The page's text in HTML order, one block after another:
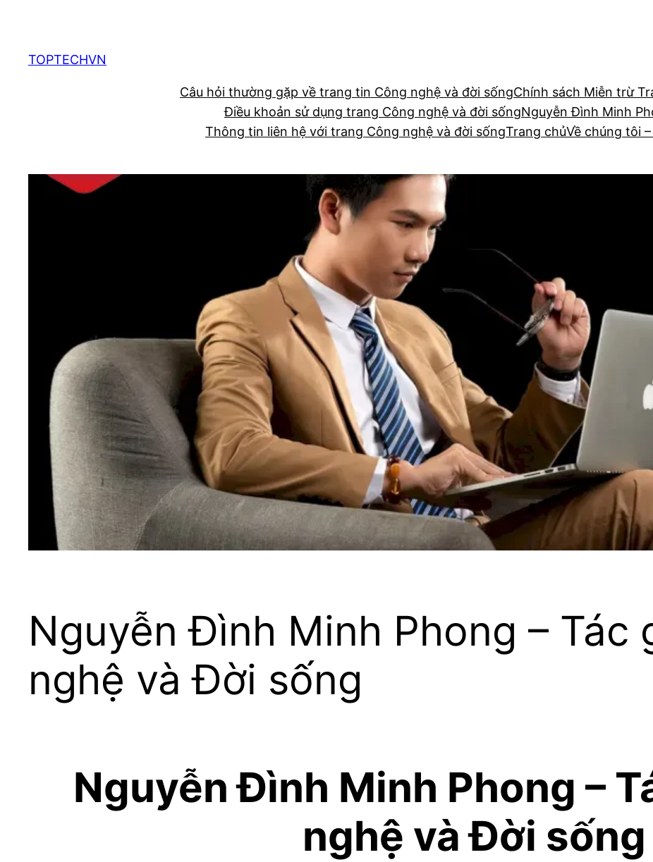
phầnTOPTECHVN
Câu hỏi thường gặp về trang tin Công nghệ và đời sốngChính sách Miễn trừ
Điều khoản sử dụng trang Công nghệ và đời sốngNguyễn Đình Minh
Thông tin liên hệ với trang Công nghệ và đời sốngTrang chủVề chúng tôi
Nguyễn Đình Minh Phong – Tác
nghệ và Đời sống
Nguyễn Đình Minh Phong –
nghệ và Đời sống